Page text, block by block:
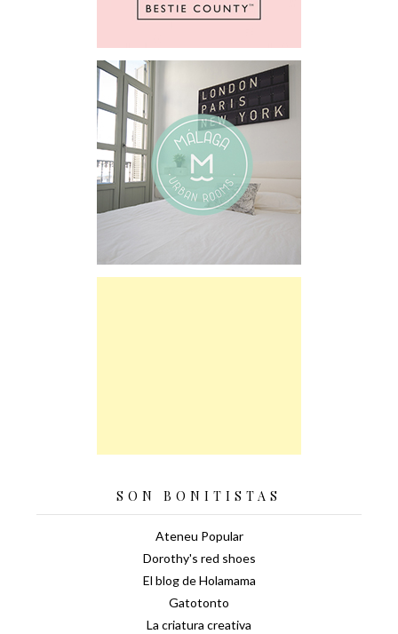
SON BONITISTAS
Ateneu Popular
Dorothy's red shoes
El blog de Holamama
Gatotonto
La criatura creativa